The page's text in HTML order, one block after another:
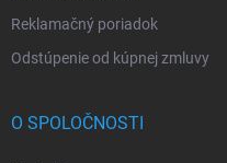
Reklamačný poriadok
Odstúpenie od kúpnej zmluvy
O SPOLOČNOSTI